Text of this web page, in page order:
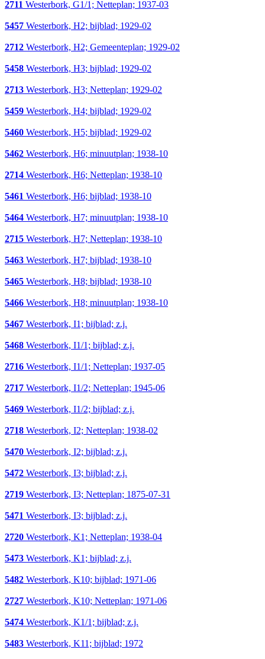
2711 Westerbork, G1/1; Netteplan; 1937-03
5457 Westerbork, H2; bijblad; 1929-02
2712 Westerbork, H2; Gemeenteplan; 1929-02
5458 Westerbork, H3; bijblad; 1929-02
2713 Westerbork, H3; Netteplan; 1929-02
5459 Westerbork, H4; bijblad; 1929-02
5460 Westerbork, H5; bijblad; 1929-02
5462 Westerbork, H6; minuutplan; 1938-10
2714 Westerbork, H6; Netteplan; 1938-10
5461 Westerbork, H6; bijblad; 1938-10
5464 Westerbork, H7; minuutplan; 1938-10
2715 Westerbork, H7; Netteplan; 1938-10
5463 Westerbork, H7; bijblad; 1938-10
5465 Westerbork, H8; bijblad; 1938-10
5466 Westerbork, H8; minuutplan; 1938-10
5467 Westerbork, I1; bijblad; z.j.
5468 Westerbork, I1/1; bijblad; z.j.
2716 Westerbork, I1/1; Netteplan; 1937-05
2717 Westerbork, I1/2; Netteplan; 1945-06
5469 Westerbork, I1/2; bijblad; z.j.
2718 Westerbork, I2; Netteplan; 1938-02
5470 Westerbork, I2; bijblad; z.j.
5472 Westerbork, I3; bijblad; z.j.
2719 Westerbork, I3; Netteplan; 1875-07-31
5471 Westerbork, I3; bijblad; z.j.
2720 Westerbork, K1; Netteplan; 1938-04
5473 Westerbork, K1; bijblad; z.j.
5482 Westerbork, K10; bijblad; 1971-06
2727 Westerbork, K10; Netteplan; 1971-06
5474 Westerbork, K1/1; bijblad; z.j.
5483 Westerbork, K11; bijblad; 1972